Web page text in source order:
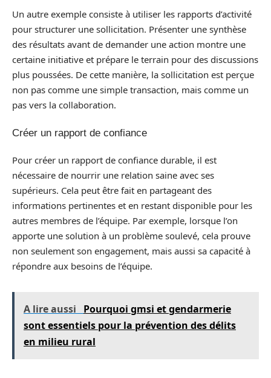
Un autre exemple consiste à utiliser les rapports d’activité
pour structurer une sollicitation. Présenter une synthèse
des résultats avant de demander une action montre une
certaine initiative et prépare le terrain pour des discussions
plus poussées. De cette manière, la sollicitation est perçue
non pas comme une simple transaction, mais comme un
pas vers la collaboration.
Créer un rapport de confiance
Pour créer un rapport de confiance durable, il est
nécessaire de nourrir une relation saine avec ses
supérieurs. Cela peut être fait en partageant des
informations pertinentes et en restant disponible pour les
autres membres de l’équipe. Par exemple, lorsque l’on
apporte une solution à un problème soulevé, cela prouve
non seulement son engagement, mais aussi sa capacité à
répondre aux besoins de l’équipe.
A lire aussi
Pourquoi gmsi et gendarmerie
sont essentiels pour la prévention des délits
en milieu rural